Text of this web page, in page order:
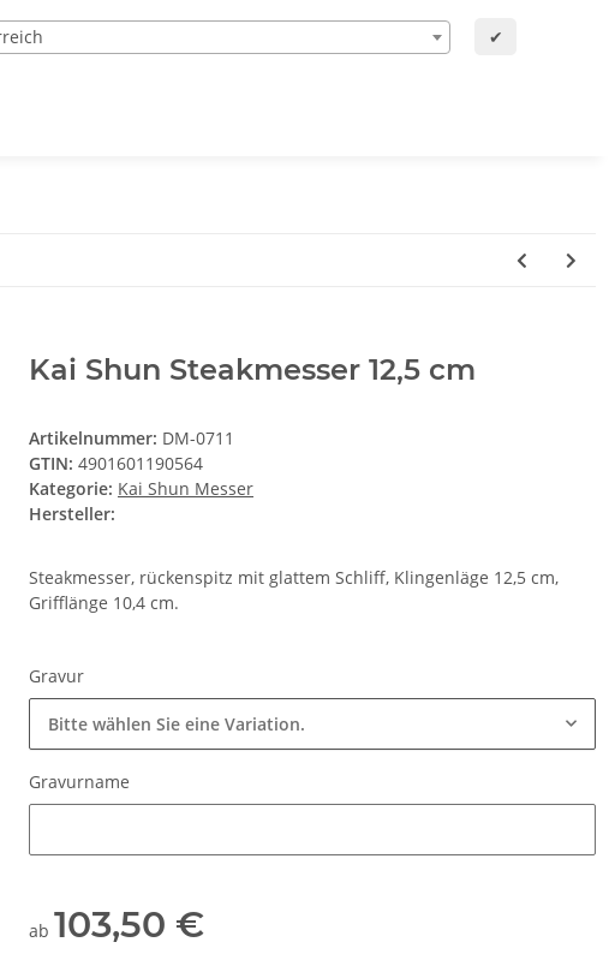
✔
Kai Shun Steakmesser 12,5 cm
Artikelnummer: DM-0711
GTIN: 4901601190564
Kategorie: Kai Shun Messer
Hersteller:
Steakmesser, rückenspitz mit glattem Schliff, Klingenläge 12,5 cm,
Grifflänge 10,4 cm.
Gravur
Bitte wählen Sie eine Variation.
Gravurname
ab 103,50 €